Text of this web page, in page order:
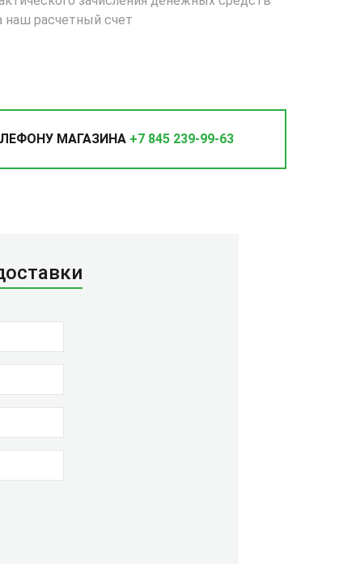
наш расчетный счет
МАГАЗИНА +7 845 239-99-63